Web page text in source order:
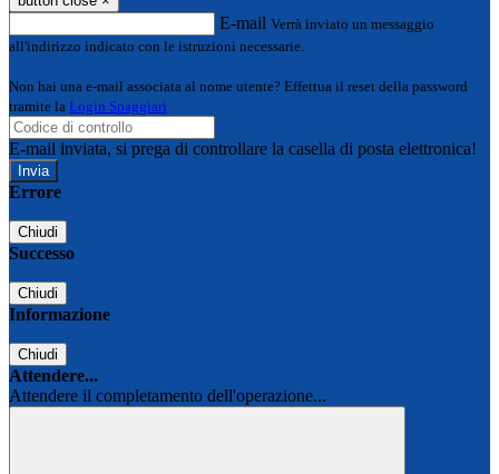
E-mail Verrà inviato un messaggio
all'indirizzo indicato con le istruzioni necessarie.
Non hai una e-mail associata al nome utente? Effettua il reset della password
tramite la Login Spaggiari
E-mail inviata, si prega di controllare la casella di posta elettronica!
Errore
Chiudi
Successo
Chiudi
Informazione
Chiudi
Attendere...
Attendere il completamento dell'operazione...